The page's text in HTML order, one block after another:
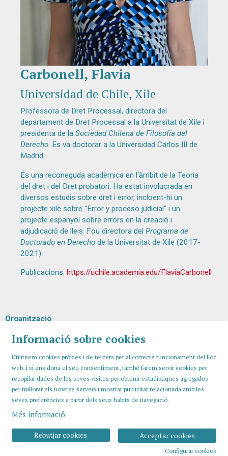
Diapositiva 1 de 1
Carbonell, Flavia
Universidad de Chile, Xile
Professora de Dret Processal, directora del
departament de Dret Processal a la Universitat de Xile i
presidenta de la Sociedad Chilena de Filosofía del
Derecho. Es va doctorar a la Universidad Carlos III de
Madrid.
És una reconeguda acadèmica en l'àmbit de la Teoria
del dret i del Dret probatori. Ha estat involucrada en
diversos estudis sobre dret i error, incloent-hi un
projecte xilè sobre "Error y proceso judicial" i un
projecte espanyol sobre errors en la creació i
adjudicació de lleis. Fou directora del Programa de
Doctorado en Derechode la Universitat de Xile (2017-
2021).
Publicacions: https://uchile.academia.edu/FlaviaCarbonell
Organització
Informació sobre cookies
Utilitzem cookies pròpies i de tercers per al correcte funcionament del lloc
web, i si ens dona el seu consentiment, també farem servir cookies per
recopilar dades de les seves visites per obtenir estadístiques agregades
per millorar els nostres serveis i mostrar publicitat relacionada amb les
seves preferències a partir dels seus hàbits de navegació.
Més informació
Acceptar cookies
Rebutjar cookies
Configurar cookies